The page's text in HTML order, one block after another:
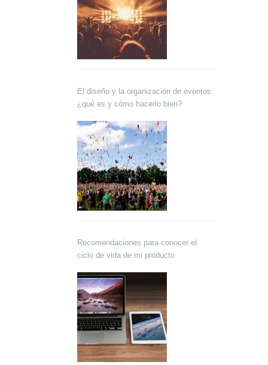
El diseño y la organización de eventos:
¿qué es y cómo hacerlo bien?
Recomendaciones para conocer el
ciclo de vida de mi producto